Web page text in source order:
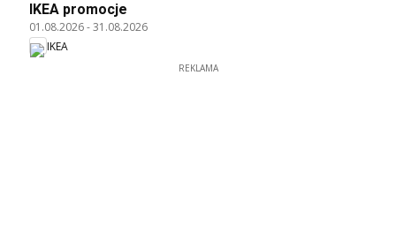
IKEA promocje
01.08.2026-31.08.2026
IKEA
REKLAMA